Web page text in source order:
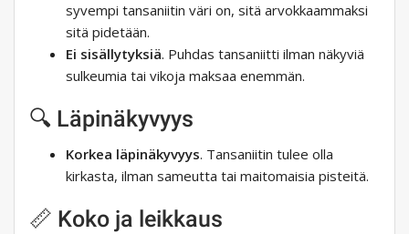
syvempi tansaniitin väri on, sitä arvokkaammaksi
sitä pidetään.
Ei sisällytyksiä. Puhdas tansaniitti ilman näkyviä
sulkeumia tai vikoja maksaa enemmän.
🔍 Läpinäkyvyys
Korkea läpinäkyvyys. Tansaniitin tulee olla
kirkasta, ilman sameutta tai maitomaisia ​​pisteitä.
📏 Koko ja leikkaus